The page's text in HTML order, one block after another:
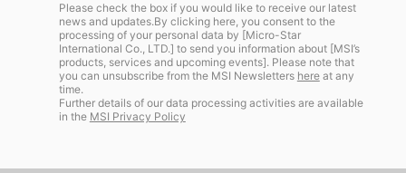
Please check the box if you would like to receive our latest
news and updates.By clicking here, you consent to the
processing of your personal data by [Micro-Star
International Co., LTD.] to send you information about [MSI’s
products, services and upcoming events]. Please note that
you can unsubscribe from the MSI Newsletters hereat any
time.
Further details of our data processing activities are available
in the MSI Privacy Policy